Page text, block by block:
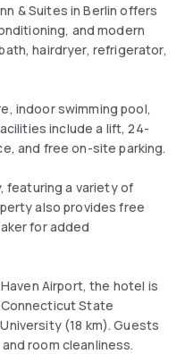
& Suites in Berlin offers
and modern
hairdryer, refrigerator,
indoor swimming pool,
include a lift, 24-
and free on-site parking.
featuring a variety of
also provides free
for added
Airport, the hotel is
State
(18 km). Guests
room cleanliness.